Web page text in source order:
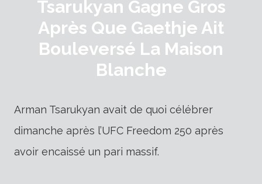
Tsarukyan Gagne Gros
Après Que Gaethje Ait
Bouleversé La Maison
Blanche
Arman Tsarukyan avait de quoi célébrer
dimanche après l’UFC Freedom 250 après
avoir encaissé un pari massif.